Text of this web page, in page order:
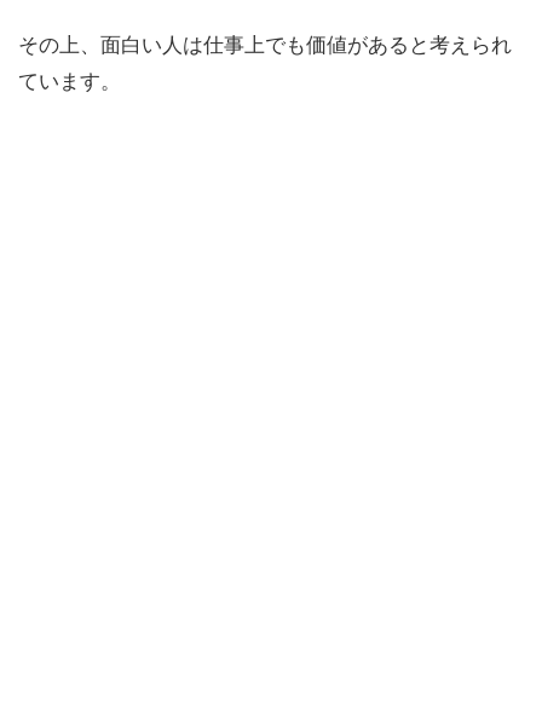
その上、面白い人は仕事上でも価値があると考えられ
ています。